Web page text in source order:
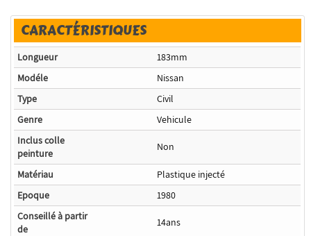
CARACTÉRISTIQUES
Longueur
183mm
Modéle
Nissan
Type
Civil
Genre
Vehicule
Inclus colle
peinture
Non
Matériau
Plastique injecté
Epoque
1980
Conseillé à partir
de
14ans